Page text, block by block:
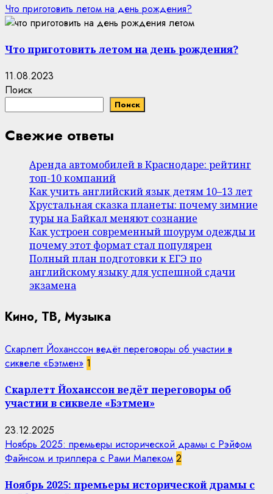
Что приготовить летом на день рождения?
Что приготовить летом на день рождения?
11.08.2023
Поиск
Поиск
Свежие ответы
Аренда автомобилей в Краснодаре: рейтинг
топ-10 компаний
Как учить английский язык детям 10–13 лет
Хрустальная сказка планеты: почему зимние
туры на Байкал меняют сознание
Как устроен современный шоурум одежды и
почему этот формат стал популярен
Полный план подготовки к ЕГЭ по
английскому языку для успешной сдачи
экзамена
Кино, ТВ, Музыка
Скарлетт Йоханссон ведёт переговоры об участии в
сиквеле «Бэтмен» 1
Скарлетт Йоханссон ведёт переговоры об
участии в сиквеле «Бэтмен»
23.12.2025
Ноябрь 2025: премьеры исторической драмы с Рэйфом
Файнсом и триллера с Рами Малеком 2
Ноябрь 2025: премьеры исторической драмы с